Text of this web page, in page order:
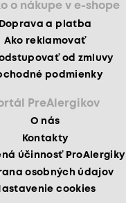
o nákupe v e-shope
Doprava a platba
Ako reklamovať
od zmluvy
podmienky
PreAlergikov
O nás
Kontakty
účinnosť ProAlergiky
osobných údajov
cookies